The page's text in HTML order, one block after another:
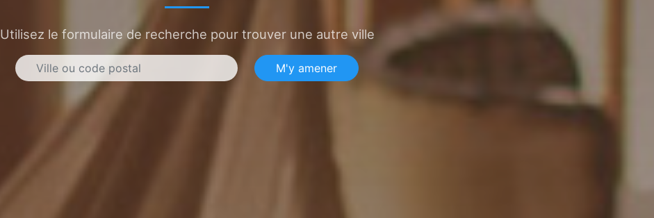
Utilisez le formulaire de recherche pour trouver une autre ville
M'y amener